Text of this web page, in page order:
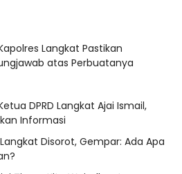
Langkat Pastikan
atas Perbuatanya
DPRD Langkat Ajai Ismail,
Informasi
Langkat Disorot, Gempar: Ada Apa